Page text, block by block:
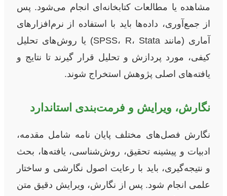
مشاهده یا مطالعات کتابخانه‌ای انجام می‌شود. پس
از جمع‌آوری، داده‌ها باید با استفاده از نرم‌افزارهای
آماری (مانند SPSS، R، Stata) یا روش‌های تحلیل
کیفی، مورد پردازش و تحلیل قرار گیرند تا نتایج و
یافته‌های اصلی پژوهش استخراج شوند.
نگارش، ویرایش و فرمت‌بندی استاندارد
نگارش فصل‌های مختلف پایان نامه شامل مقدمه،
ادبیات و پیشینه تحقیق، روش‌شناسی، یافته‌ها، بحث
و نتیجه‌گیری، باید با رعایت اصول نگارشی و ساختار
علمی انجام شود. پس از نگارش، ویرایش دقیق متن